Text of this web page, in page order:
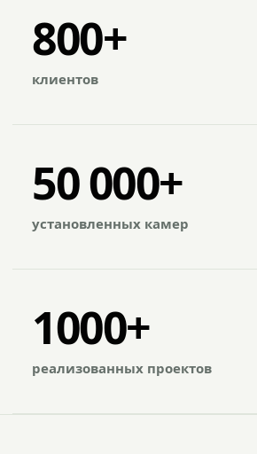
800+
клиентов
50 000+
установленных камер
1000+
реализованных проектов